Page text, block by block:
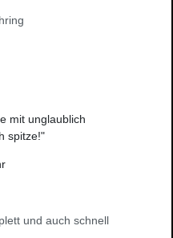
mit unglaublich
spitze!"
und auch schnell